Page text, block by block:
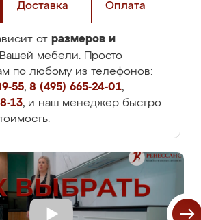
Доставка Оплата
от размеров и
Вашей мебели. Просто
по любому из телефонов:
55, 8 (495) 665-24-01,
13, и наш менеджер быстро